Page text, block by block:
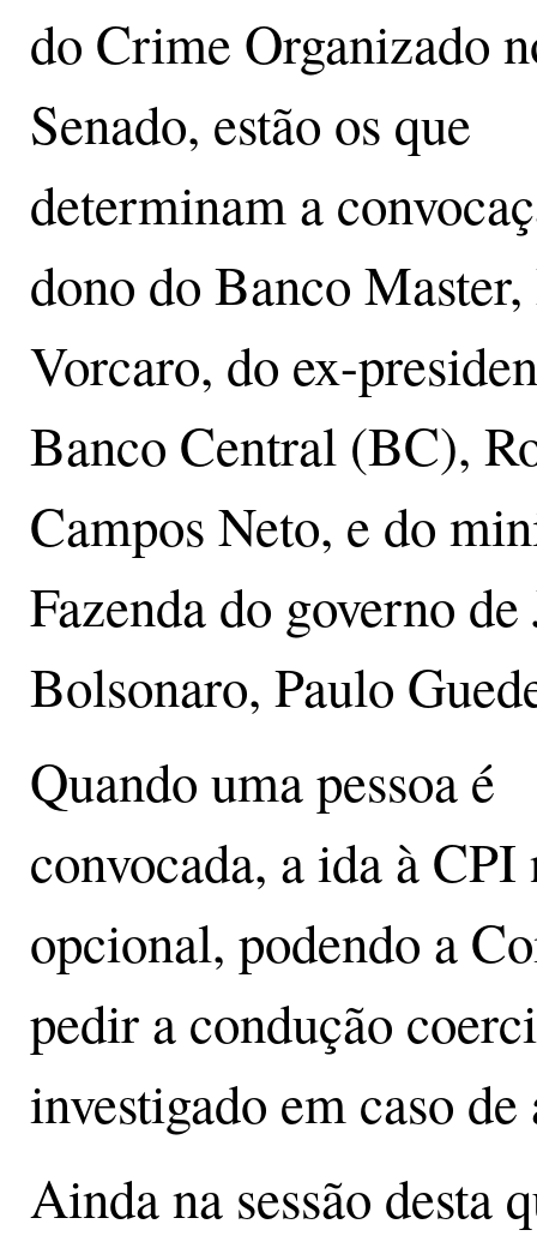
do Crime Organizado
Senado, estão os que
determinam a
dono do Banco
Vorcaro, do ex-
Banco Central (BC),
Campos Neto, e do
Fazenda do governo de
Bolsonaro, Paulo
Quando uma pessoa é
convocada, a ida à CPI
opcional, podendo a
pedir a condução
investigado em caso de
Ainda na sessão desta